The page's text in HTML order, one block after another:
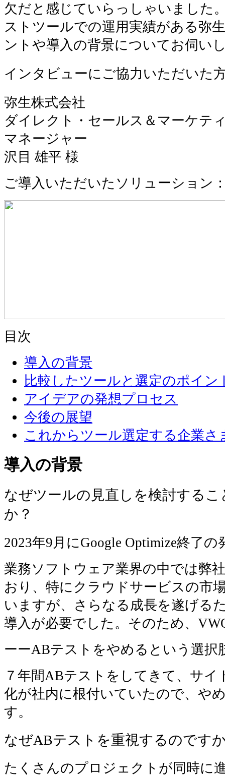
欠だと感じていらっしゃいました
ストツールでの運用実績がある弥
ントや導入の背景についてお伺い
インタビューにご協力いただいた
弥生株式会社
ダイレクト・セールス＆マーケテ
マネージャー
沢目 雄平 様
ご導入いただいたソリューション
目次
導入の背景
比較したツールと選定のポイン
アイデアの発想プロセス
今後の展望
これからツール選定する企業さ
導入の背景
なぜツールの見直しを検討する
か？
2023年9月にGoogle Optimize終了の
業務ソフトウェア業界の中では弊
おり、特にクラウドサービスの市
いますが、さらなる成長を遂げる
導入が必要でした。そのため、
ーーABテストをやめるという選択
７年間ABテストをしてきて、サ
化が社内に根付いていたので、や
す。
なぜABテストを重視するのです
たくさんのプロジェクトが同時に